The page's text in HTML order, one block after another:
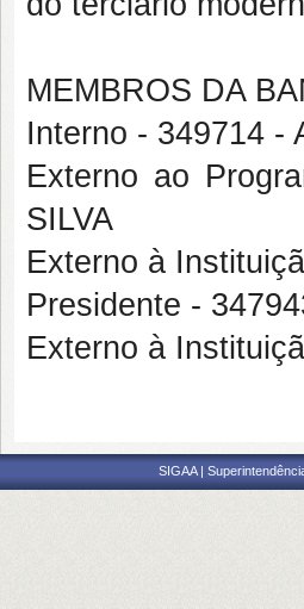
MEMBROS DA
Interno - 349714 -
Externo ao
SILVA
Externo à
Presidente -
Externo à
SIGAA |